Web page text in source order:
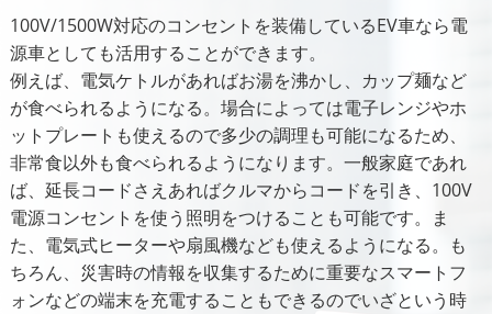
100V/1500W対応のコンセントを装備しているEV車なら電
源車としても活用することができます。
例えば、電気ケトルがあればお湯を沸かし、カップ麺など
が食べられるようになる。場合によっては電子レンジやホ
ットプレートも使えるので多少の調理も可能になるため、
非常食以外も食べられるようになります。一般家庭であれ
ば、延長コードさえあればクルマからコードを引き、100V
電源コンセントを使う照明をつけることも可能です。ま
た、電気式ヒーターや扇風機なども使えるようになる。も
ちろん、災害時の情報を収集するために重要なスマートフ
ォンなどの端末を充電することもできるのでいざという時